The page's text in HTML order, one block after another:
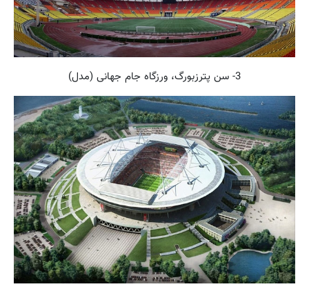
3- سن پترزبورگ، ورزگاه جام جهانی (مدل)